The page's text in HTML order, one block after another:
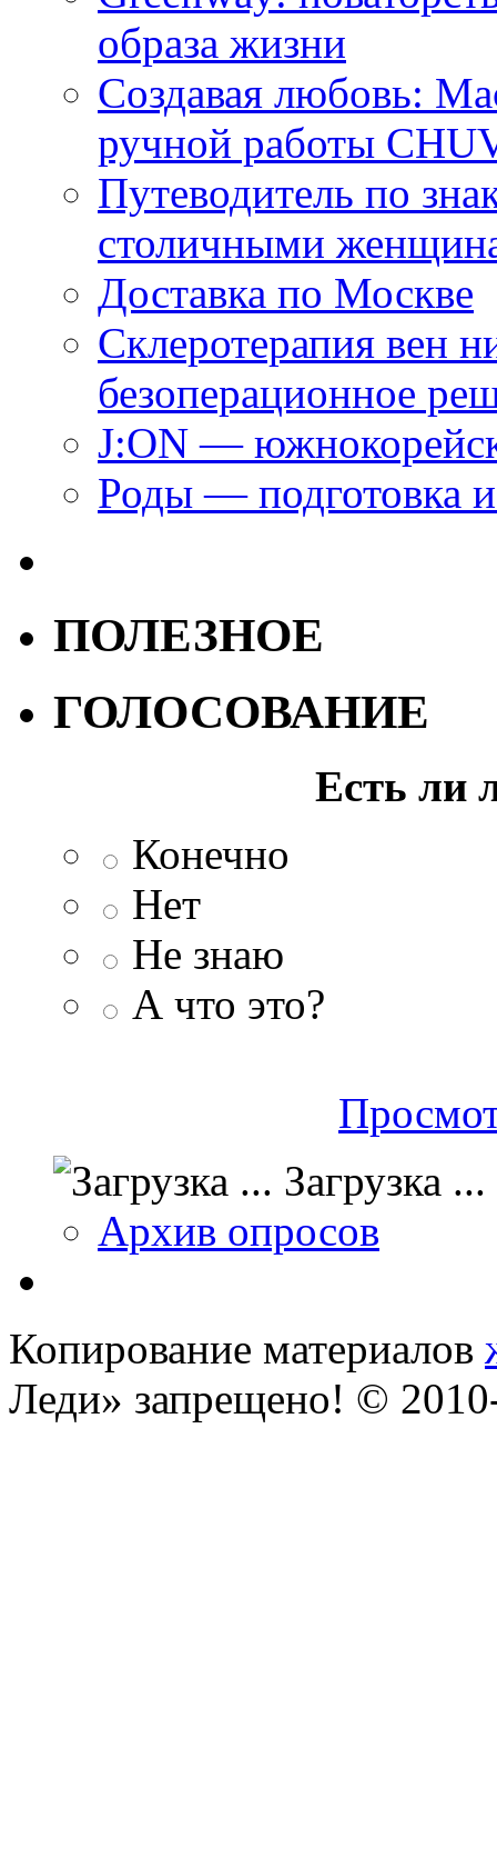
образа жизни
Создавая любовь:
ручной работы
Путеводитель по
столичными
Доставка по Москве
Склеротерапия вен
безоперационное
J:ON —
Роды — подготовка
ПОЛЕЗНОЕ
ГОЛОСОВАНИЕ
Есть ли
Конечно
Нет
Не знаю
А что это?
Загрузка ...
Архив опросов
Копирование материалов
Леди» запрещено! ©